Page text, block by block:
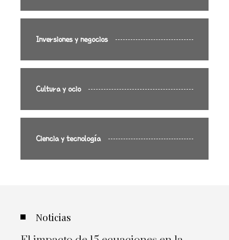
Inversiones y negocios
Cultura y ocio
Ciencia y tecnología
Noticias